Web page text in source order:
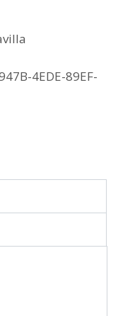
4EDE-89EF-